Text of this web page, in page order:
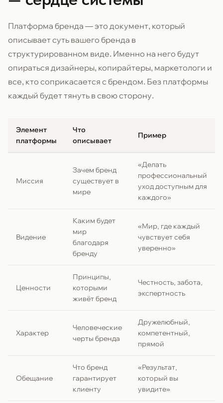
Платформа бренда — это документ, который
описывает суть вашего бренда в
структурированном виде. Именно на него будут
опираться дизайнеры, копирайтеры, маркетологи и
все, кто соприкасается с брендом. Без платформы
каждый будет тянуть в свою сторону.
Элемент
платформы
Что
описывает
Пример
Миссия
Зачем бренд
существует в
мире
«Делать
профессиональный
уход доступным для
каждого»
Видение
Каким будет
мир
благодаря
бренду
«Мир, где каждый
чувствует себя
уверенно»
Ценности
Принципы,
которыми
живёт бренд
Честность, забота,
экспертность
Характер
Человеческие
черты бренда
Дружелюбный,
компетентный,
прямой
Обещание
Что бренд
гарантирует
клиенту
«Результат,
который вы
увидите»